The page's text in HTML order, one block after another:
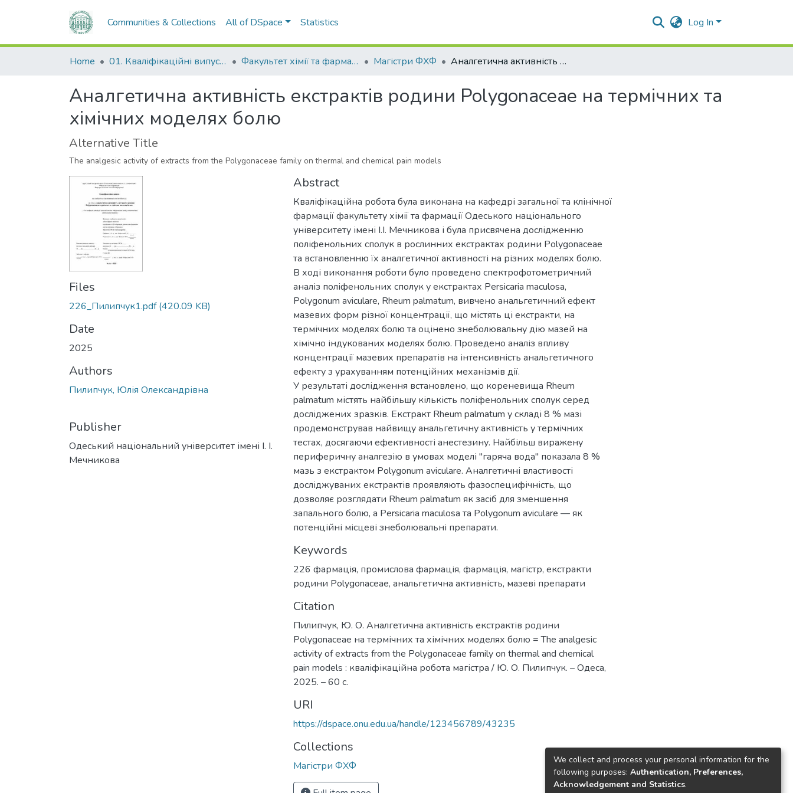
Communities & Collections All of DSpace Statistics Log In
Home 01. Кваліфікаційні випускні роботи здобувачів вищої освіти Факультет хімії та фармації Магістри ФХФ Аналгетична активність екстрактів родини Polygonaceae на термічних та хімічних моделях болю
Аналгетична активність екстрактів родини Polygonaceae на термічних та
хімічних моделях болю
Alternative Title
The analgesic activity of extracts from the Polygonaceae family on thermal and chemical pain models
Files
226_Пилипчук1.pdf(420.09 KB)
Date
2025
Authors
Пилипчук, Юлія Олександрівна
Publisher
Одеський національний університет імені І. І.
Мечникова
Abstract
Кваліфікаційна робота була виконана на кафедрі загальної та клінічної
фармації факультету хімії та фармації Одеського національного
університету імені І.І. Мечникова і була присвячена дослідженню
поліфенольних сполук в рослинних екстрактах родини Polygonaceae
та встановленню їх аналгетичної активності на різних моделях болю.
В ході виконання роботи було проведено спектрофотометричний
аналіз поліфенольних сполук у екстрактах Persicaria maculosa,
Polygonum aviculare, Rheum palmatum, вивчено анальгетичний ефект
мазевих форм різної концентрації, що містять ці екстракти, на
термічних моделях болю та оцінено знеболювальну дію мазей на
хімічно індукованих моделях болю. Проведено аналіз впливу
концентрації мазевих препаратів на інтенсивність анальгетичного
ефекту з урахуванням потенційних механізмів дії.
У результаті дослідження встановлено, що кореневища Rheum
palmatum містять найбільшу кількість поліфенольних сполук серед
досліджених зразків. Екстракт Rheum palmatum у складі 8 % мазі
продемонстрував найвищу анальгетичну активність у термічних
тестах, досягаючи ефективності анестезину. Найбільш виражену
периферичну аналгезію в умовах моделі "гаряча вода" показала 8 %
мазь з екстрактом Polygonum aviculare. Аналгетичні властивості
досліджуваних екстрактів проявляють фазоспецифічність, що
дозволяє розглядати Rheum palmatum як засіб для зменшення
запального болю, а Persicaria maculosa та Polygonum aviculare — як
потенційні місцеві знеболювальні препарати.
Keywords
226 фармація, промислова фармація, фармація, магістр, екстракти
родини Polygonaceae, анальгетична активність, мазеві препарати
Citation
Пилипчук, Ю. О. Аналгетична активність екстрактів родини
Polygonaceae на термічних та хімічних моделях болю = The analgesic
activity of extracts from the Polygonaceae family on thermal and chemical
pain models : кваліфікаційна робота магістра / Ю. О. Пилипчук. – Одеса,
2025. – 60 с.
URI
https://dspace.onu.edu.ua/handle/123456789/43235
Collections
Магістри ФХФ
We collect and process your personal information for the
following purposes: Authentication, Preferences,
Acknowledgement and Statistics.